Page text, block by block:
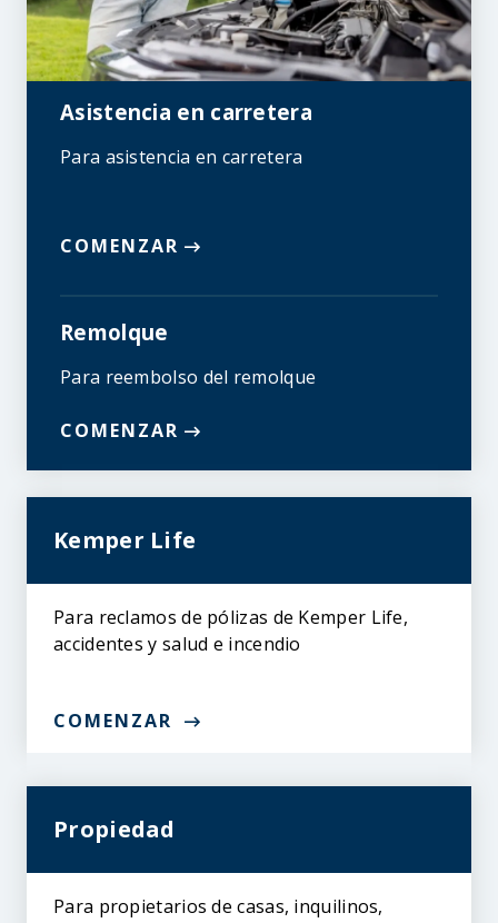
Asistencia en carretera
Para asistencia en carretera
COMENZAR
Remolque
Para reembolso del remolque
COMENZAR
Kemper Life
Para reclamos de pólizas de Kemper Life,
accidentes y salud e incendio
COMENZAR
Propiedad
Para propietarios de casas, inquilinos,